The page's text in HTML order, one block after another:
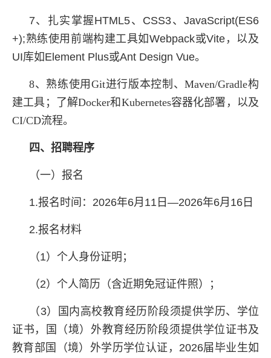
7、扎实掌握HTML5、CSS3、JavaScript(ES6
+);熟练使用前端构建工具如Webpack或Vite，以及
UI库如Element Plus或Ant Design Vue。
8、熟练使用Git进行版本控制、Maven/Gradle构
建工具；了解Docker和Kubernetes容器化部署，以及
CI/CD流程。
四、招聘程序
（一）报名
1.报名时间：2026年6月11日—2026年6月16日
2.报名材料
（1）个人身份证明；
（2）个人简历（含近期免冠证件照）；
（3）国内高校教育经历阶段须提供学历、学位
证书，国（境）外教育经历阶段须提供学位证书及
教育部国（境）外学历学位认证，2026届毕业生如